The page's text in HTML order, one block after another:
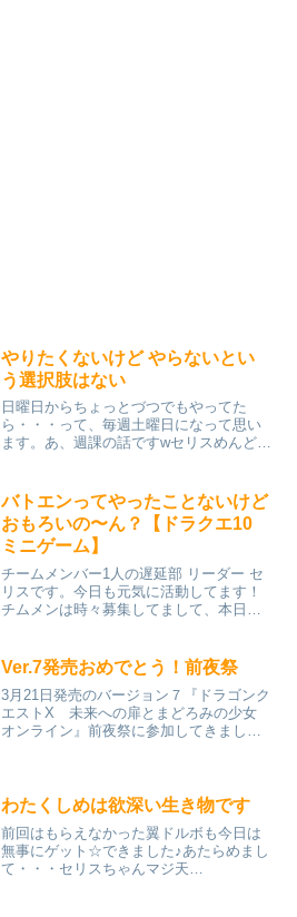
やりたくないけど やらないとい
う選択肢はない
日曜日からちょっとづつでもやってた
ら・・・って、毎週土曜日になって思い
ます。あ、週課の話ですwセリスめんどく
てください」っていうけどさぁ・・・や
りたくなくても、やらざ...
バトエンってやったことないけど
おもろいの〜ん？【ドラクエ10
ミニゲーム】
チームメンバー1人の遅延部 リーダー セ
リスです。今日も元気に活動してます！
チムメンは時々募集してまして、本日の
てた。テヘ♪・・・・・・バトエンやる
お！は？ いまさ...
Ver.7発売おめでとう！前夜祭
3月21日発売のバージョン７『ドラゴンク
エストX 未来への扉とまどろみの少女
オンライン』前夜祭に参加してきました
れるとの...
わたくしめは欲深い生き物です
前回はもらえなかった翼ドルボも今日は
無事にゲット☆できました♪あたらめまし
て・・・セリスちゃんマジ天